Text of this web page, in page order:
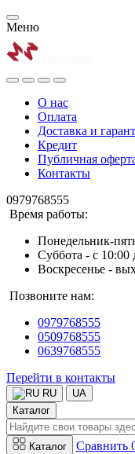
Меню
О нас
Оплата
Доставка и
Кредит
Публичная
Контакты
0979768555
Время работы:
Понедельник-
Суббота - с 10:00
Воскресенье -
Позвоните нам:
0979768555
0509768555
0639768555
Перейти в контакты
RU
UA
Каталог
Каталог Сравнить